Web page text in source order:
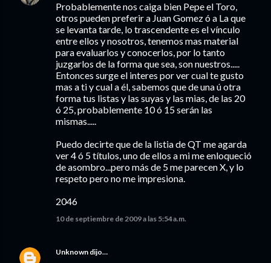
Probablemente nos caiga bien Pepe el Toro,
otros pueden preferir a Juan Gomez ó a La que
se levanta tarde, lo trascendente es el vínculo
entre ellos y nosotros, tenemos mas material
para evaluarlos y conocerlos, por lo tanto
juzgarlos de la forma que sea, son nuestros.....
Entonces surge el interes por ver cual te gusto
mas a ti y cual a él, sabemos que de una ú otra
forma tus listas y las suyas y las mias, de las 20
ó 25, probablemente 10 ó 15 serán las
mismas.....
Puedo decirte que de la listia de QT me agarda
ver 4 ó 5 títulos, uno de ellos a mi me enloqueció
de asombro...pero más de 5 me parecen X, y lo
respeto pero no me impresiona.
2046
10 de septiembre de 2009 a las 5:54 a.m.
Unknown dijo…